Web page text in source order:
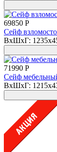
69850 Р
Сейф
ВхШхГ:
71990 Р
Сейф
ВхШхГ: